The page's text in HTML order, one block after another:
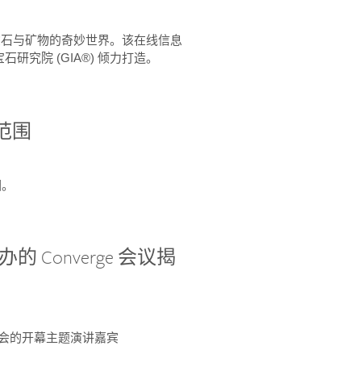
与矿物的奇妙世界。该在线信息
研究院 (GIA®) 倾力打造。
围
的 Converge 会议揭
的开幕主题演讲嘉宾